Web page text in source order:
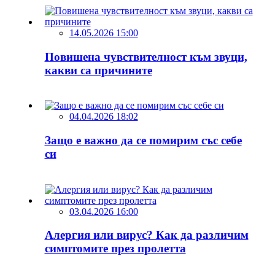
14.05.2026 15:00
Повишена чувствителност към звуци,
какви са причините
04.04.2026 18:02
Защо е важно да се помирим със себе
си
03.04.2026 16:00
Алергия или вирус? Как да различим
симптомите през пролетта